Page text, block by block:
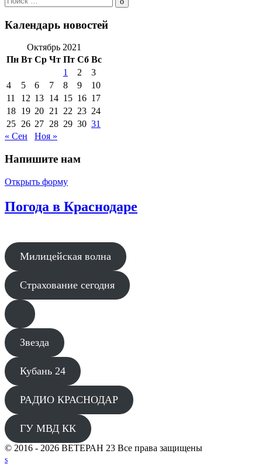
по:
Поиск
Календарь новостей
Октябрь 2021
Пн Вт Ср Чт Пт Сб Вс
1
2
3
4
5 6 7 8 9
10
11
12 13 14 15 16 17
18 19 20 21 22 23 24
25 26 27 28 29 30 31
« Сен
Ноя »
Напишите нам
Открыть форму
Погода в Краснодаре
Милицейская волна
Страхование сегодня
Звезда
Кубань 24
РАДИО КРАСНОДАР
ГУ МВД КК
© 2016 - 2026 ВЕТЕРАН 23 Все права защищены